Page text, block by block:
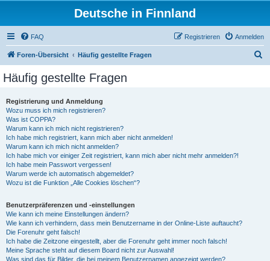
Deutsche in Finnland
FAQ Anmelden
Registrieren
Foren-Übersicht Häufig gestellte Fragen
Häufig gestellte Fragen
Registrierung und Anmeldung
Wozu muss ich mich registrieren?
Was ist COPPA?
Warum kann ich mich nicht registrieren?
Ich habe mich registriert, kann mich aber nicht anmelden!
Warum kann ich mich nicht anmelden?
Ich habe mich vor einiger Zeit registriert, kann mich aber nicht mehr anmelden?!
Ich habe mein Passwort vergessen!
Warum werde ich automatisch abgemeldet?
Wozu ist die Funktion „Alle Cookies löschen“?
Benutzerpräferenzen und -einstellungen
Wie kann ich meine Einstellungen ändern?
Wie kann ich verhindern, dass mein Benutzername in der Online-Liste auftaucht?
Die Forenuhr geht falsch!
Ich habe die Zeitzone eingestellt, aber die Forenuhr geht immer noch falsch!
Meine Sprache steht auf diesem Board nicht zur Auswahl!
Was sind das für Bilder, die bei meinem Benutzernamen angezeigt werden?